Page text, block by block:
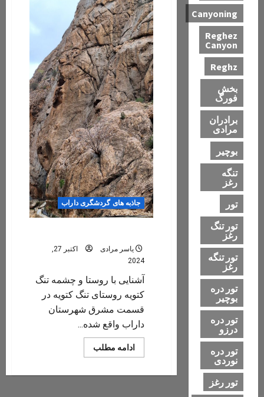
جاذبه های گردشگری داراب
یاسر مرادی
2024
آشنایی با روستا و چشمه تنگ
کتویه روستای تنگ کتویه در
قسمت مشرق شهرستان
داراب واقع شده...
ادامه مطلب
more
Canyoning
Reghez
Canyon
Reghz
بخش
فورگ
برادران
مرادی
بوچیر
تنگه
رغز
تور
تور تنگ
رغز
تور تنگه
رغز
تور دره
بوچیر
تور دره
درزو
تور دره
نوردی
تور رغز